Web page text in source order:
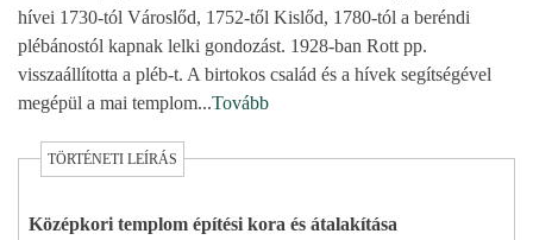
hívei 1730-tól Városlőd, 1752-től Kislőd, 1780-tól a beréndi
plébánostól kapnak lelki gondozást. 1928-ban Rott pp.
visszaállította a pléb-t. A birtokos család és a hívek segítségével
megépül a mai templom...Tovább
TÖRTÉNETI LEÍRÁS
Középkori templom építési kora és átalakítása